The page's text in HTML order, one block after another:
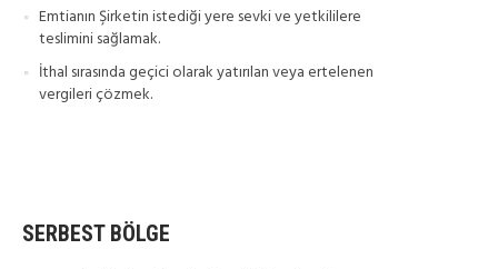
Emtianın Şirketin istediği yere sevki ve yetkililere
teslimini sağlamak.
İthal sırasında geçici olarak yatırılan veya ertelenen
vergileri çözmek.
SERBEST BÖLGE